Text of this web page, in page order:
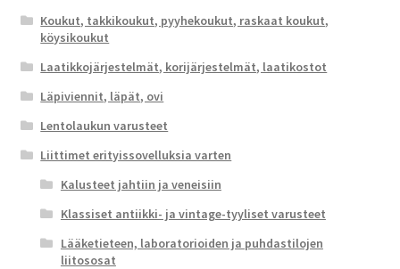
Koukut, takkikoukut, pyyhekoukut, raskaat koukut,
köysikoukut
Laatikkojärjestelmät, korijärjestelmät, laatikostot
Läpiviennit, läpät, ovi
Lentolaukun varusteet
Liittimet erityissovelluksia varten
Kalusteet jahtiin ja veneisiin
Klassiset antiikki- ja vintage-tyyliset varusteet
Lääketieteen, laboratorioiden ja puhdastilojen
liitososat